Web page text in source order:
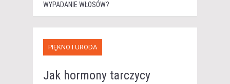
WYPADANIE WŁOSÓW?
PIĘKNO I URODA
Jak hormony tarczycy